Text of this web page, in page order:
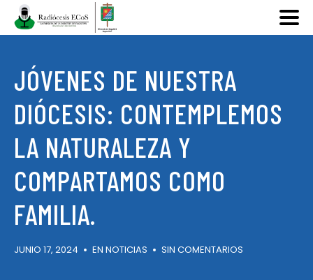
JÓVENES DE NUESTRA
DIÓCESIS: CONTEMPLEMOS
LA NATURALEZA Y
COMPARTAMOS COMO
FAMILIA.
JUNIO 17, 2024 EN NOTICIAS SIN COMENTARIOS